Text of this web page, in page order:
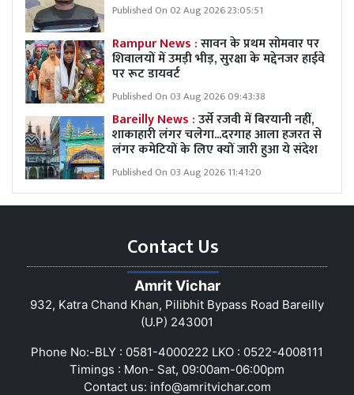
Published On 02 Aug 2026 23:05:51
Rampur News :सावन के प्रथम सोमवार पर
शिवालयों में उमड़ी भीड़, सुरक्षा के मद्देनजर हाईवे
पर रूट डायवर्ट
Published On 03 Aug 2026 09:43:38
Bareilly News :उर्से रजवी में बिरयानी नहीं,
शाकाहारी लंगर चलेगा...दरगाह आला हजरत से
लंगर कमेटियों के लिए क्यों जारी हुआ ये संदेश
Published On 03 Aug 2026 11:41:20
Contact Us
Amrit Vichar
932, Katra Chand Khan, Pilibhit Bypass Road Bareilly
(U.P) 243001
Phone No:-BLY : 0581-4000222 LKO : 0522-4008111
Timings : Mon- Sat, 09:00am-06:00pm
Contact us: info@amritvichar.com